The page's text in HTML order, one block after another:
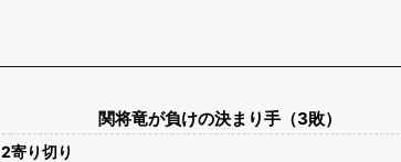
2
関将竜が負けの決まり手（3敗）
寄り切り